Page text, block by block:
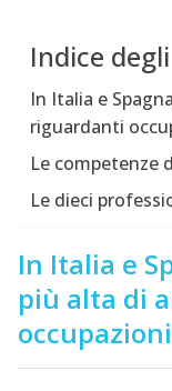
Indice
In Italia e
riguardanti
Le competenze
Le dieci
In Italia e
più alta di